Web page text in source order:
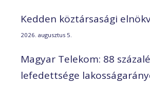
Kedden köztársasági
2026. augusztus 5.
Magyar Telekom: 88
lefedettsége